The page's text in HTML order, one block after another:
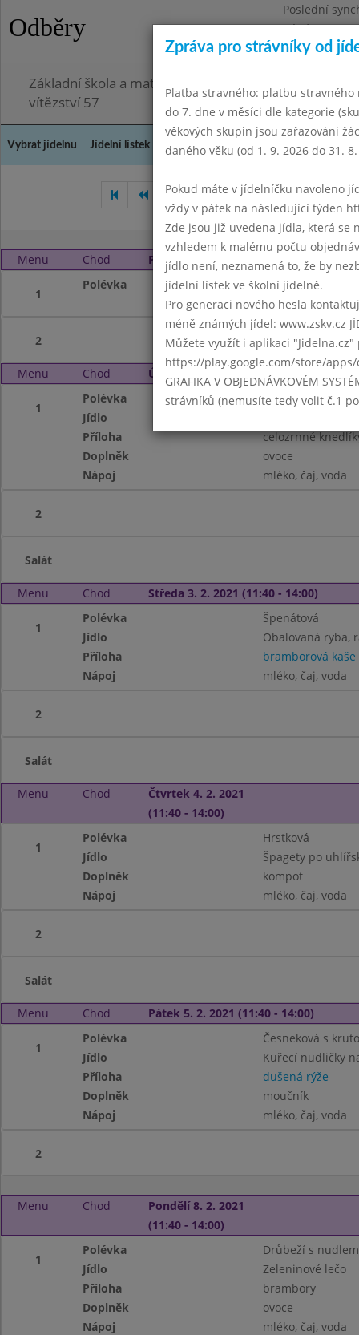
Odběry
Poslední
Pátek
Omezení
Základní škola a mateřská škola Chodov, Praha 4,
vítězství 57
Vybrat jídelnu Jídelní lístek Historie Kontakty a informace
Prosinec 2020 Leden 2021
Menu Chod Pondělí 1. 2. 2021 (11:40 - 14:00)
1
Polévka Ekolandia
2
Menu Chod Úterý 2. 2. 2021 (11:40 - 14:00)
1
Polévka
Se sójovými klíčky
Jídlo
Příloha
celozrnné
Doplněk
ovoce
Nápoj
mléko, čaj, voda
2
Salát
Menu Chod Středa 3. 2. 2021 (11:40 - 14:00)
1
Polévka
Špenátová
Jídlo
Obalovaná ryba,
Příloha
bramborová kaše
Nápoj
mléko, čaj, voda
2
Salát
Menu Chod
Čtvrtek 4. 2. 2021
(11:40 - 14:00)
1
Polévka
Hrstková
Jídlo
Špagety po
Doplněk
kompot
Nápoj
mléko, čaj, voda
2
Salát
Menu Chod Pátek 5. 2. 2021 (11:40 - 14:00)
1
Polévka
Česneková s
Jídlo
Kuřecí nudličky
Příloha
dušená rýže
Doplněk
moučník
Nápoj
mléko, čaj, voda
2
Menu Chod
Pondělí 8. 2. 2021
(11:40 - 14:00)
1
Polévka
Drůbeží s
Jídlo
Zeleninové lečo
Příloha
brambory
Doplněk
ovoce
Nápoj
mléko, čaj, voda
Zpráva pro strávníky od
Platba stravného: platbu stravného
do 7. dne v měsíci dle kategorie
věkových skupin jsou zařazováni
daného věku (od 1. 9. 2026 do 31.
Pokud máte v jídelníčku navoleno
vždy v pátek na následující týden
Zde jsou již uvedena jídla, která se
vzhledem k malému počtu
jídlo není, neznamená to, že by
jídelní lístek ve školní jídelně.
Pro generaci nového hesla
méně známých jídel: www.zskv.cz
Můžete využít i aplikaci
https://play.google.com/store/
GRAFIKA V OBJEDNÁVKOVÉM
strávníků (nemusíte tedy volit č.1